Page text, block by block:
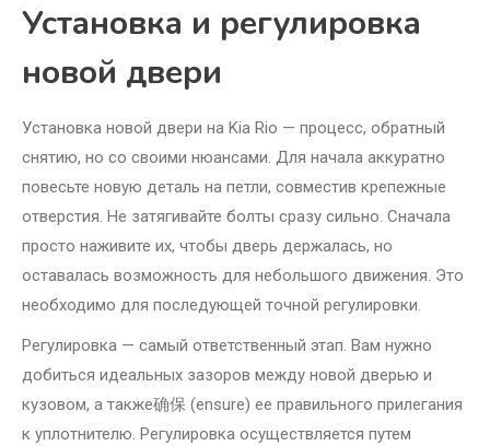
Установка и регулировка
новой двери
Установка новой двери на Kia Rio — процесс, обратный
снятию, но со своими нюансами. Для начала аккуратно
повесьте новую деталь на петли, совместив крепежные
отверстия. Не затягивайте болты сразу сильно. Сначала
просто наживите их, чтобы дверь держалась, но
оставалась возможность для небольшого движения. Это
необходимо для последующей точной регулировки.
Регулировка — самый ответственный этап. Вам нужно
добиться идеальных зазоров между новой дверью и
кузовом, а также确保 (ensure) ее правильного прилегания
к уплотнителю. Регулировка осуществляется путем